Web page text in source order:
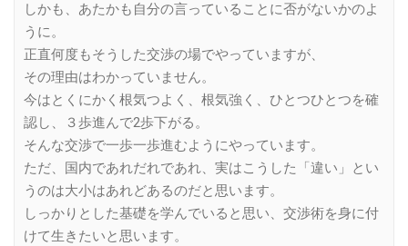
しかも、あたかも自分の言っていることに否がないかのよ
うに。
正直何度もそうした交渉の場でやっていますが、
その理由はわかっていません。
今はとくにかく根気つよく、根気強く、ひとつひとつを確
認し、３歩進んで2歩下がる。
そんな交渉で一歩一歩進むようにやっています。
ただ、国内であれだれであれ、実はこうした「違い」とい
うのは大小はあれどあるのだと思います。
しっかりとした基礎を学んでいると思い、交渉術を身に付
けて生きたいと思います。